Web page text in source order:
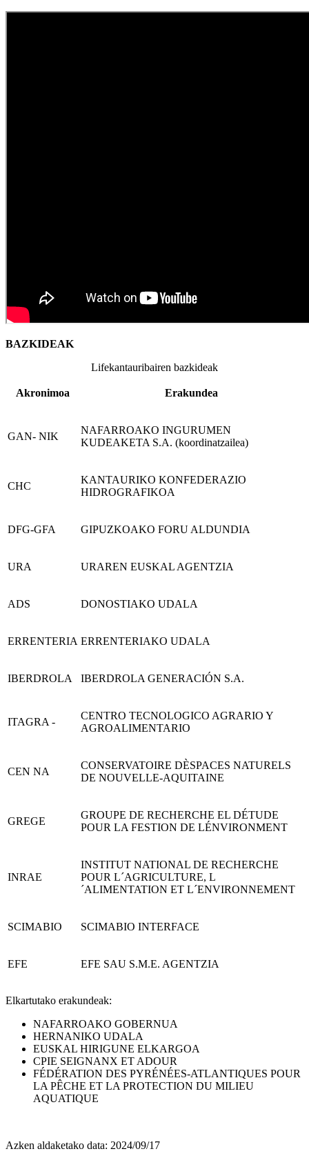
BAZKIDEAK
Lifekantauribairen bazkideak
Akronimoa Erakundea
GAN- NIK
NAFARROAKO INGURUMEN
KUDEAKETA S.A. (koordinatzailea)
CHC
KANTAURIKO KONFEDERAZIO
HIDROGRAFIKOA
DFG-GFA GIPUZKOAKO FORU ALDUNDIA
URA URAREN EUSKAL AGENTZIA
ADS DONOSTIAKO UDALA
ERRENTERIA ERRENTERIAKO UDALA
IBERDROLA IBERDROLA GENERACIÓN S.A.
ITAGRA -
CENTRO TECNOLOGICO AGRARIO Y
AGROALIMENTARIO
CEN NA
CONSERVATOIRE DÈSPACES NATURELS
DE NOUVELLE-AQUITAINE
GREGE
GROUPE DE RECHERCHE EL DÉTUDE
POUR LA FESTION DE LÉNVIRONMENT
INRAE
INSTITUT NATIONAL DE RECHERCHE
POUR L´AGRICULTURE, L
´ALIMENTATION ET L´ENVIRONNEMENT
SCIMABIO SCIMABIO INTERFACE
EFE EFE SAU S.M.E. AGENTZIA
Elkartutako erakundeak:
NAFARROAKO GOBERNUA
HERNANIKO UDALA
EUSKAL HIRIGUNE ELKARGOA
CPIE SEIGNANX ET ADOUR
FÉDÉRATION DES PYRÉNÉES-ATLANTIQUES POUR
LA PÊCHE ET LA PROTECTION DU MILIEU
AQUATIQUE
Azken aldaketako data: 2024/09/17